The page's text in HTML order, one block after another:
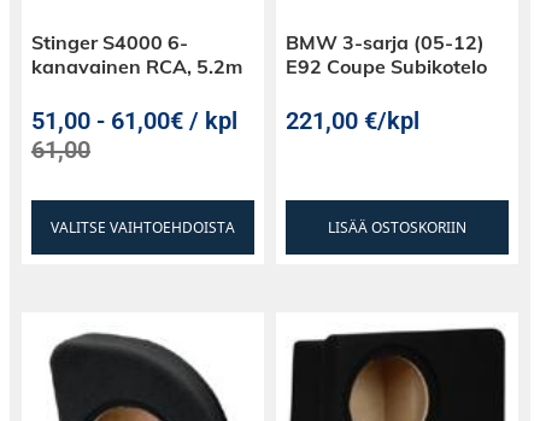
Stinger S4000 6-
kanavainen RCA, 5.2m
51,00 - 61,00€ / kpl
61,00
VALITSE VAIHTOEHDOISTA
BMW 3-sarja (05-12)
E92 Coupe Subikotelo
221,00€/kpl
LISÄÄ OSTOSKORIIN